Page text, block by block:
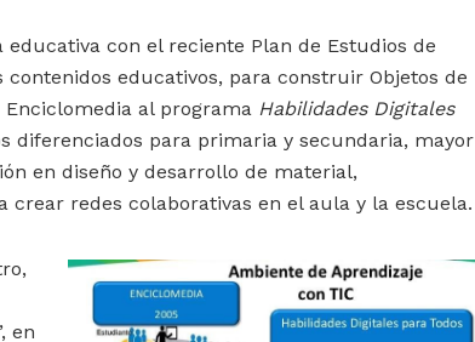
con el reciente Plan de Estudios de
educativos, para construir Objetos de
Enciclomedia al programa Habilidades Digitales
diferenciados para primaria y secundaria, mayor
en diseño y desarrollo de material,
crear redes colaborativas en el aula y la escuela.
en